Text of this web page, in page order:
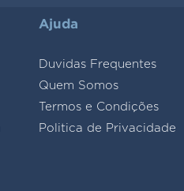
Ajuda
Duvidas Frequentes
Quem Somos
Termos e Condições
Politica de Privacidade